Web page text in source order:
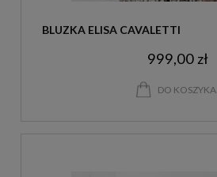
BLUZKA ELISA CAVALETTI
999,00 zł
DO KOSZYKA